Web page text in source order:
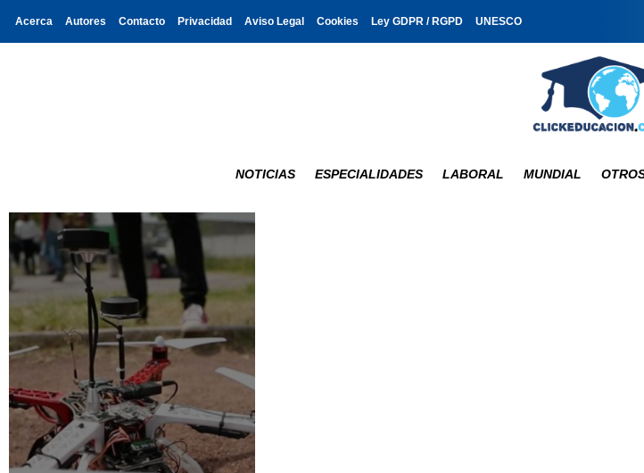
Acerca Autores Contacto Privacidad Aviso Legal Cookies Ley GDPR / RGPD UNESCO
NOTICIAS ESPECIALIDADES LABORAL MUNDIAL